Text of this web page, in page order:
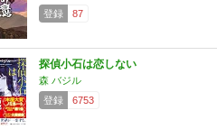
登録
87
探偵小石は恋しない
森 バジル
登録
6753